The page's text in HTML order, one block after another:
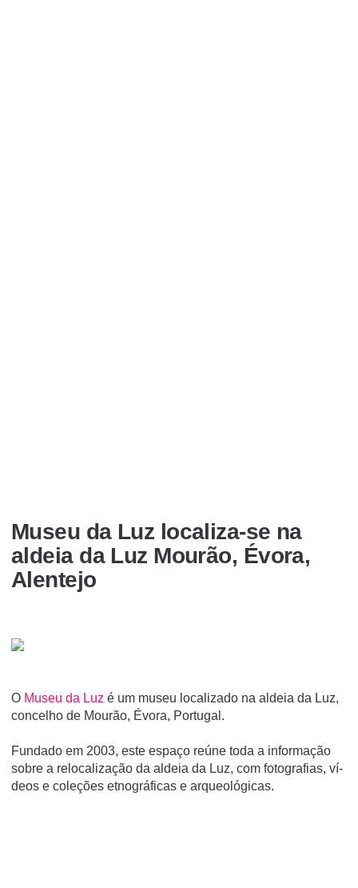
Museu da Luz localiza-se na
aldeia da Luz Mourão, Évora,
Alentejo
O Museu da Luz é um museu localizado na aldeia da Luz,
concelho de Mourão, Évora, Portugal.
Fundado em 2003, este espaço reúne toda a informação
sobre a relocalização da aldeia da Luz, com fotografias, ví­
deos e coleções etnográficas e arqueológicas.